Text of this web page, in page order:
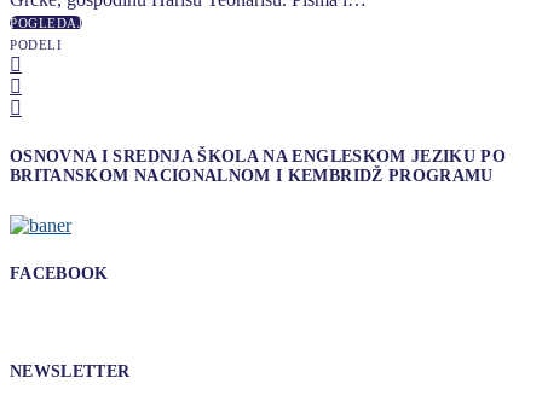
POGLEDAJ
PODELI
OSNOVNA I SREDNJA ŠKOLA NA ENGLESKOM JEZIKU PO
BRITANSKOM NACIONALNOM I KEMBRIDŽ PROGRAMU
FACEBOOK
NEWSLETTER